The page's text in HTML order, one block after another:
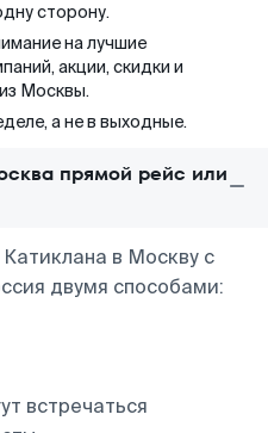
сторону.
на лучшие
акции, скидки и
Москвы.
а не в выходные.
прямой рейс или
в Москву с
двумя способами:
встречаться